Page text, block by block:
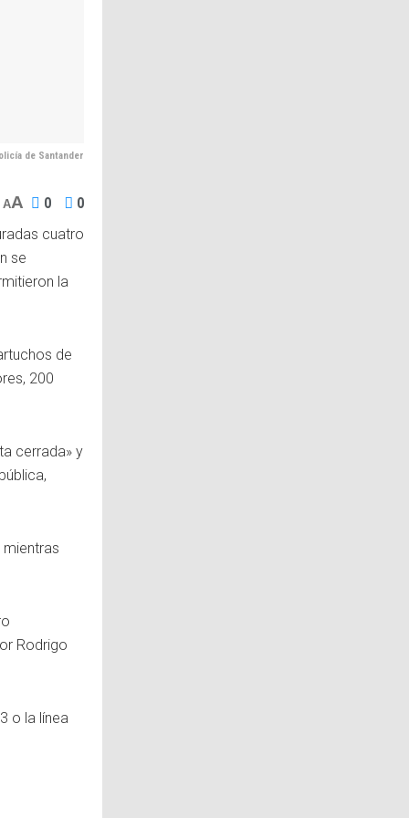
de Santander
AA 0
0
cuatro
se
la
de
200
cerrada» y
Rodrigo
o la línea